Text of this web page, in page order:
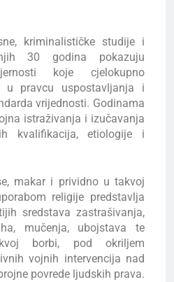
kriminalističke studije i
30 godina pokazuju
koje cjelokupno
u pravcu uspostavljanja i
vrijednosti. Godinama
istraživanja i izučavanja
kvalifikacija, etiologije i
makar i prividno u takvoj
religije predstavlja
sredstava zastrašivanja,
mučenja, ubojstava te
borbi, pod okriljem
vojnih intervencija nad
povrede ljudskih prava.